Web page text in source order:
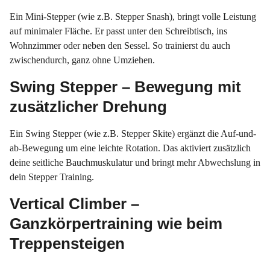
Ein Mini-Stepper (wie z.B. Stepper Snash), bringt volle Leistung
auf minimaler Fläche. Er passt unter den Schreibtisch, ins
Wohnzimmer oder neben den Sessel. So trainierst du auch
zwischendurch, ganz ohne Umziehen.
Swing Stepper – Bewegung mit
zusätzlicher Drehung
Ein Swing Stepper (wie z.B. Stepper Skite) ergänzt die Auf-und-
ab-Bewegung um eine leichte Rotation. Das aktiviert zusätzlich
deine seitliche Bauchmuskulatur und bringt mehr Abwechslung in
dein Stepper Training.
Vertical Climber –
Ganzkörpertraining wie beim
Treppensteigen